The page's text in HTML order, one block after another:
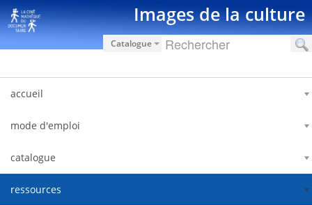
Saut au contenu Images de la culture
Catalogue
accueil
mode d'emploi
catalogue
ressources